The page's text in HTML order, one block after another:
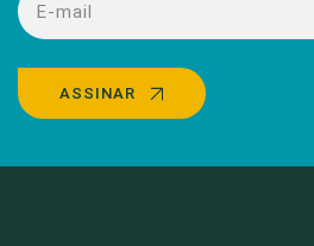
ASSINAR